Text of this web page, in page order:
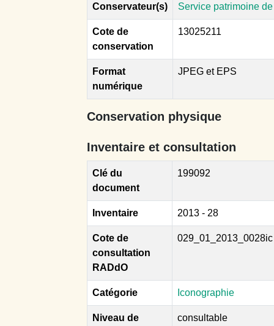
Conservateur(s) Service patrimoine
Cote de
conservation
13025211
Format
numérique
JPEG et EPS
Conservation physique
Inventaire et consultation
Clé du
document
199092
Inventaire 2013 - 28
Cote de
consultation
RADdO
029_01_2013_0028ic
Catégorie Iconographie
Niveau de
consultable